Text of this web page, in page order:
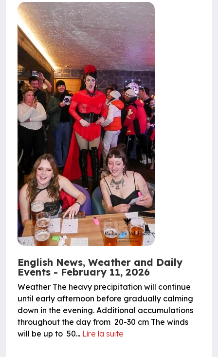
English News, Weather and Daily
Events - February 11, 2026
Weather The heavy precipitation will continue
until early afternoon before gradually calming
down in the evening. Additional accumulations
throughout the day from 20-30 cm The winds
will be up to 50... Lire la suite